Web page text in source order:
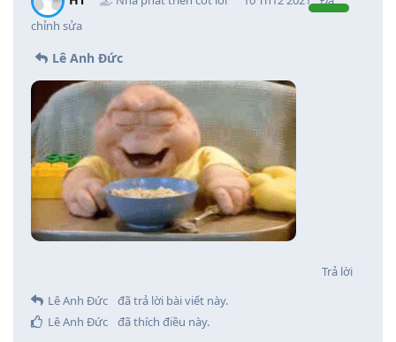
chỉnh sửa
Lê Anh Đức
Trả lời
Lê Anh Đức
đã trả lời bài viết này.
Lê Anh Đức
đã thích điều này.